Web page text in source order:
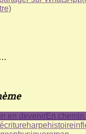
en devenirEn
écritureharpehistoire